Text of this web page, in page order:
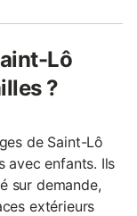
Lô
?
de Saint-Lô
avec enfants. Ils
sur demande,
extérieurs